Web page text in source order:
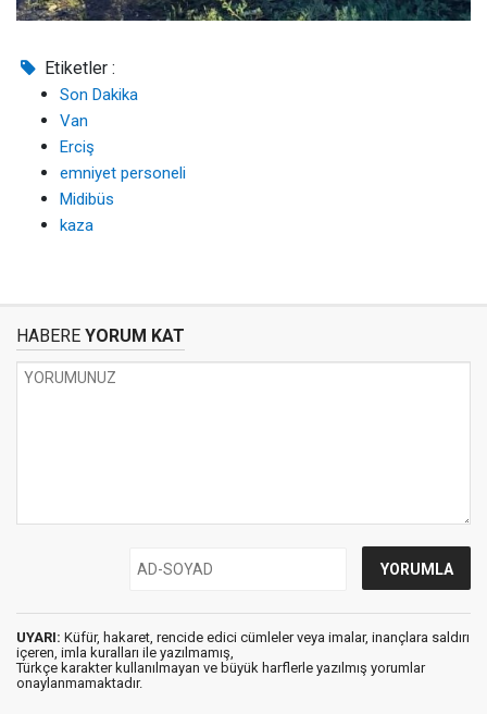
Etiketler :
Son Dakika
Van
Erciş
emniyet personeli
Midibüs
kaza
HABERE YORUM KAT
UYARI: Küfür, hakaret, rencide edici cümleler veya imalar, inançlara saldırı
içeren, imla kuralları ile yazılmamış,
Türkçe karakter kullanılmayan ve büyük harflerle yazılmış yorumlar
onaylanmamaktadır.